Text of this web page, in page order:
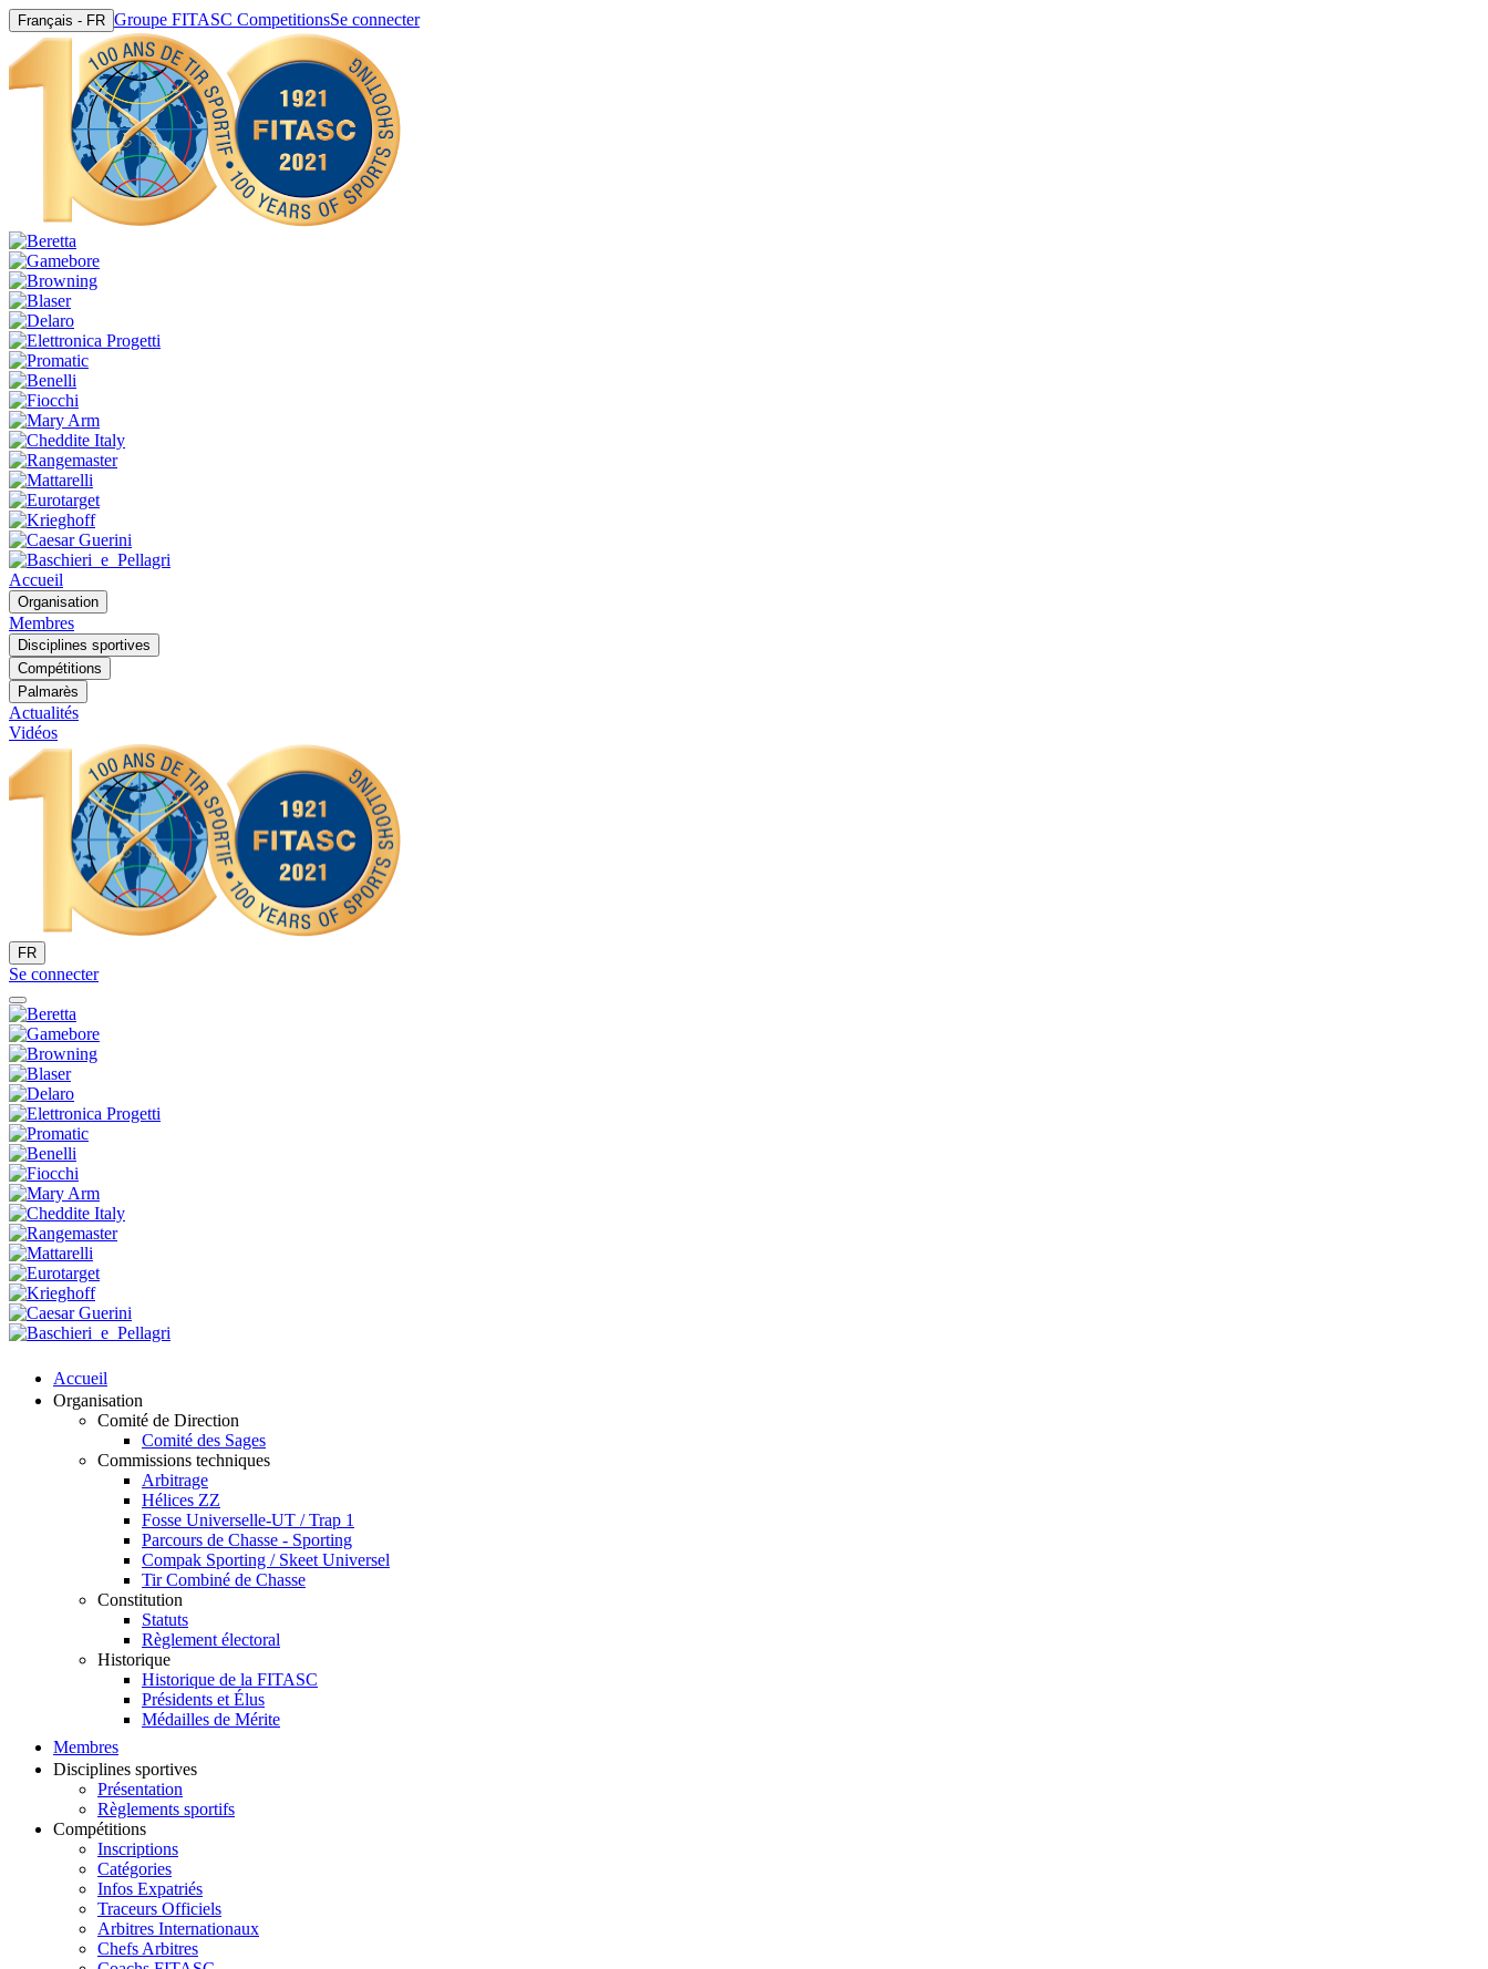
Français - FR Groupe FITASC CompetitionsSe connecter
Accueil
Organisation
Membres
Disciplines sportives
Compétitions
Palmarès
Actualités
Vidéos
FR
Se connecter
Accueil
Organisation
Comité de Direction
Comité des Sages
Commissions techniques
Arbitrage
Hélices ZZ
Fosse Universelle-UT / Trap 1
Parcours de Chasse - Sporting
Compak Sporting / Skeet Universel
Tir Combiné de Chasse
Constitution
Statuts
Règlement électoral
Historique
Historique de la FITASC
Présidents et Élus
Médailles de Mérite
Membres
Disciplines sportives
Présentation
Règlements sportifs
Compétitions
Inscriptions
Catégories
Infos Expatriés
Traceurs Officiels
Arbitres Internationaux
Chefs Arbitres